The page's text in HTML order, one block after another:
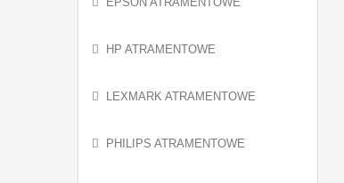
HP ATRAMENTOWE
LEXMARK ATRAMENTOWE
PHILIPS ATRAMENTOWE